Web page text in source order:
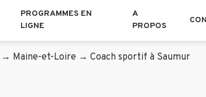
PROGRAMMES EN
LIGNE
A
PROPOS
→ Maine-et-Loire → Coach sportif à Saumur